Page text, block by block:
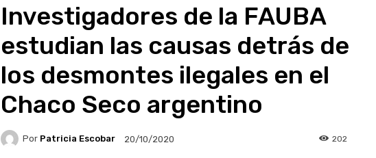
Investigadores de la FAUBA
estudian las causas detrás de
los desmontes ilegales en el
Chaco Seco argentino
Por Patricia Escobar 20/10/2020 202